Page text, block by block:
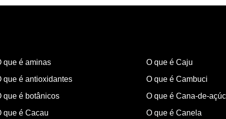
que é aminas
que é antioxidantes
que é botânicos
que é Cacau
O que é Caju
O que é Cambuci
O que é Cana-de-
O que é Canela